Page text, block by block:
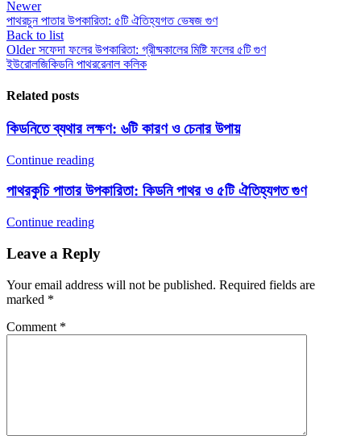
Newer
পাথরচুন পাতার উপকারিতা: ৫টি ঐতিহ্যগত ভেষজ গুণ
Back to list
Older সফেদা ফলের উপকারিতা: গ্রীষ্মকালের মিষ্টি ফলের ৫টি গুণ
ইউরোলজিকিডনি পাথররেনাল কলিক
Related posts
কিডনিতে ব্যথার লক্ষণ: ৬টি কারণ ও চেনার উপায়
Continue reading
পাথরকুচি পাতার উপকারিতা: কিডনি পাথর ও ৫টি ঐতিহ্যগত গুণ
Continue reading
Leave a Reply
Your email address will not be published. Required fields are
marked *
Comment *